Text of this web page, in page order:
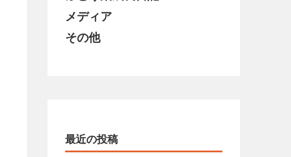
メディア
その他
最近の投稿